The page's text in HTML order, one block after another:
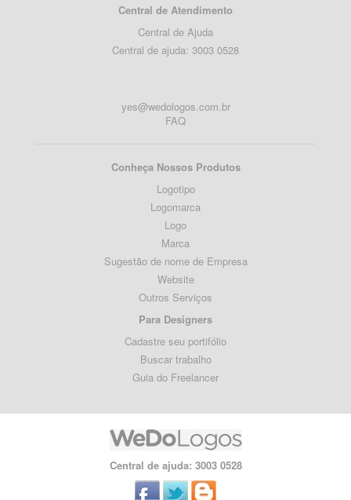
Central de Atendimento
Central de Ajuda
Central de ajuda: 3003 0528
yes@wedologos.com.br
FAQ
Conheça Nossos Produtos
Logotipo
Logomarca
Logo
Marca
Sugestão de nome de Empresa
Website
Outros Serviços
Para Designers
Cadastre seu portifólio
Buscar trabalho
Guia do Freelancer
Central de ajuda: 3003 0528